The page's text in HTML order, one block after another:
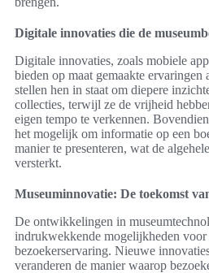
Digitale innovaties die de
Digitale innovaties, zoals mobiele
bieden op maat gemaakte ervaringen
stellen hen in staat om diepere
collecties, terwijl ze de vrijheid
eigen tempo te verkennen.
het mogelijk om informatie op een
manier te presenteren, wat de
versterkt.
Museuminnovatie: De toekomst
De ontwikkelingen in
indrukwekkende mogelijkheden voor
bezoekerservaring. Nieuwe
veranderen de manier waarop